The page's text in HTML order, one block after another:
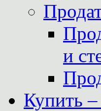
и
Купить